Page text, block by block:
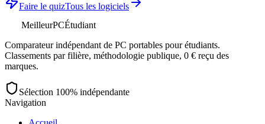
Faire le quizTous les logiciels
MeilleurPCÉtudiant
Comparateur indépendant de PC portables pour étudiants.
Classements par filière, méthodologie publique, 0 € reçu des
marques.
Sélection 100% indépendante
Navigation